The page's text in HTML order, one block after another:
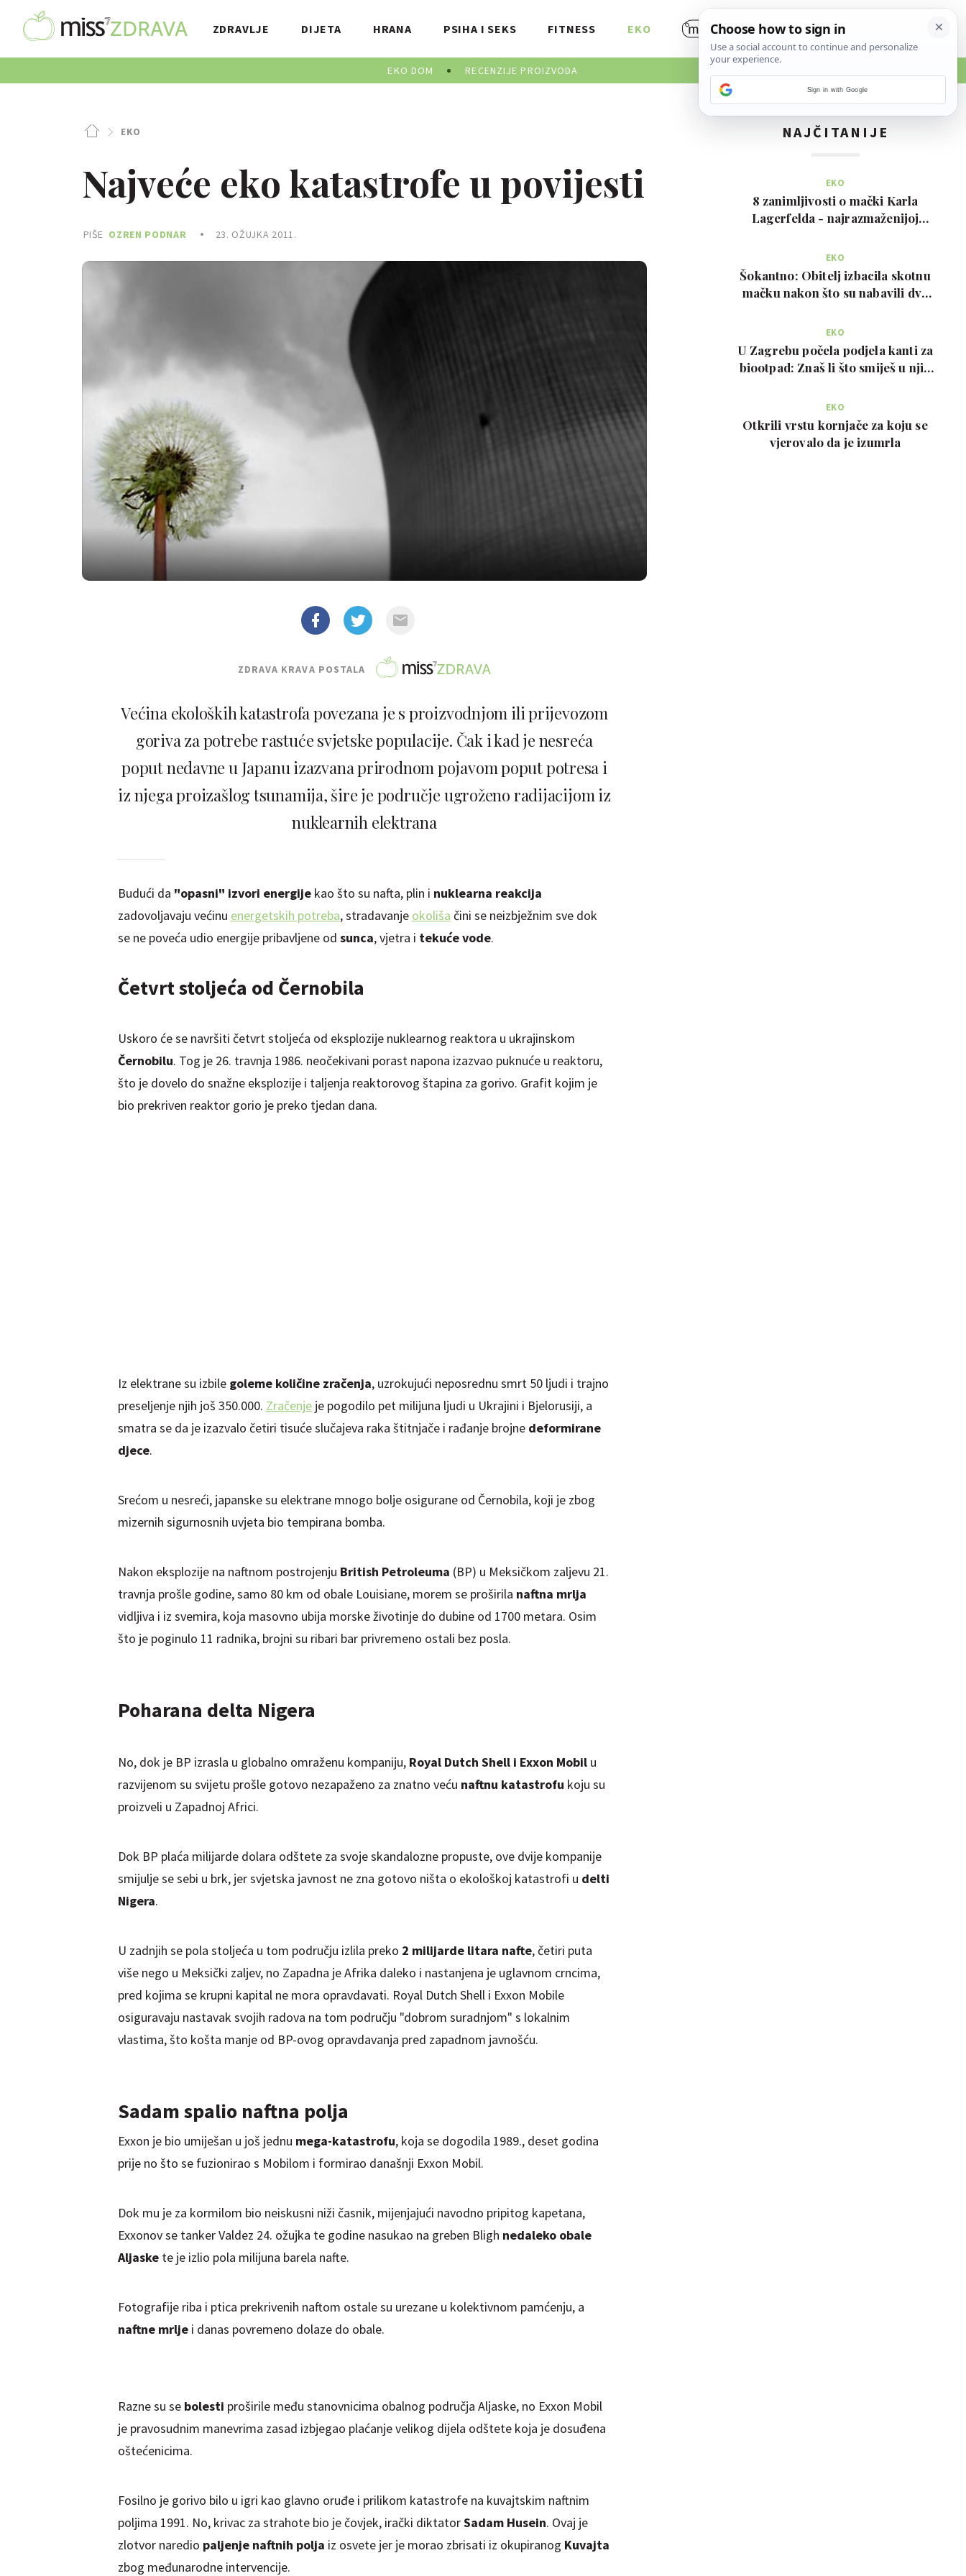
ZDRAVLJE DIJETA HRANA PSIHA I SEKS FITNESS EKO
EKO DOM RECENZIJE PROIZVODA
EKO
Najveće eko katastrofe u povijesti
PIŠE OZREN PODNAR 23. OŽUJKA 2011.
ZDRAVA KRAVA POSTALA
Većina ekoloških katastrofa povezana je s proizvodnjom ili prijevozom
goriva za potrebe rastuće svjetske populacije. Čak i kad je nesreća
poput nedavne u Japanu izazvana prirodnom pojavom poput potresa i
iz njega proizašlog tsunamija, šire je područje ugroženo radijacijom iz
nuklearnih elektrana
Budući da "opasni" izvori energije kao što su nafta, plin i nuklearna reakcija
zadovoljavaju većinu energetskih potreba, stradavanje okoliša čini se neizbježnim sve dok
se ne poveća udio energije pribavljene od sunca, vjetra i tekuće vode.
Četvrt stoljeća od Černobila
Uskoro će se navršiti četvrt stoljeća od eksplozije nuklearnog reaktora u ukrajinskom
Černobilu. Tog je 26. travnja 1986. neočekivani porast napona izazvao puknuće u reaktoru,
što je dovelo do snažne eksplozije i taljenja reaktorovog štapina za gorivo. Grafit kojim je
bio prekriven reaktor gorio je preko tjedan dana.
Iz elektrane su izbile goleme količine zračenja, uzrokujući neposrednu smrt 50 ljudi i trajno
preseljenje njih još 350.000. Zračenjeje pogodilo pet milijuna ljudi u Ukrajini i Bjelorusiji, a
smatra se da je izazvalo četiri tisuće slučajeva raka štitnjače i rađanje brojne deformirane
djece.
Srećom u nesreći, japanske su elektrane mnogo bolje osigurane od Černobila, koji je zbog
mizernih sigurnosnih uvjeta bio tempirana bomba.
Nakon eksplozije na naftnom postrojenju British Petroleuma (BP) u Meksičkom zaljevu 21.
travnja prošle godine, samo 80 km od obale Louisiane, morem se proširila naftna mrlja
vidljiva i iz svemira, koja masovno ubija morske životinje do dubine od 1700 metara. Osim
što je poginulo 11 radnika, brojni su ribari bar privremeno ostali bez posla.
Poharana delta Nigera
No, dok je BP izrasla u globalno omraženu kompaniju, Royal Dutch Shell i Exxon Mobil u
razvijenom su svijetu prošle gotovo nezapaženo za znatno veću naftnu katastrofu koju su
proizveli u Zapadnoj Africi.
Dok BP plaća milijarde dolara odštete za svoje skandalozne propuste, ove dvije kompanije
smijulje se sebi u brk, jer svjetska javnost ne zna gotovo ništa o ekološkoj katastrofi u delti
Nigera.
U zadnjih se pola stoljeća u tom području izlila preko 2 milijarde litara nafte, četiri puta
više nego u Meksički zaljev, no Zapadna je Afrika daleko i nastanjena je uglavnom crncima,
pred kojima se krupni kapital ne mora opravdavati. Royal Dutch Shell i Exxon Mobile
osiguravaju nastavak svojih radova na tom području "dobrom suradnjom" s lokalnim
vlastima, što košta manje od BP-ovog opravdavanja pred zapadnom javnošću.
Sadam spalio naftna polja
Exxon je bio umiješan u još jednu mega-katastrofu, koja se dogodila 1989., deset godina
prije no što se fuzionirao s Mobilom i formirao današnji Exxon Mobil.
Dok mu je za kormilom bio neiskusni niži časnik, mijenjajući navodno pripitog kapetana,
Exxonov se tanker Valdez 24. ožujka te godine nasukao na greben Bligh nedaleko obale
Aljaske te je izlio pola milijuna barela nafte.
Fotografije riba i ptica prekrivenih naftom ostale su urezane u kolektivnom pamćenju, a
naftne mrlje i danas povremeno dolaze do obale.
Razne su se bolesti proširile među stanovnicima obalnog područja Aljaske, no Exxon Mobil
je pravosudnim manevrima zasad izbjegao plaćanje velikog dijela odštete koja je dosuđena
oštećenicima.
Fosilno je gorivo bilo u igri kao glavno oruđe i prilikom katastrofe na kuvajtskim naftnim
poljima 1991. No, krivac za strahote bio je čovjek, irački diktatorSadam Husein. Ovaj je
zlotvor naredio paljenje naftnih polja iz osvete jer je morao zbrisati iz okupiranog Kuvajta
zbog međunarodne intervencije.
NAJČITANIJE
EKO
8 zanimljivosti o mački Karla
Lagerfelda - najrazmaženijoj
EKO
Šokantno: Obitelj izbacila skotnu
mačku nakon što su nabavili dva
EKO
U Zagrebu počela podjela kanti za
biootpad: Znaš li što smiješ u njih
EKO
Otkrili vrstu kornjače za koju se
vjerovalo da je izumrla
Sign in with Google